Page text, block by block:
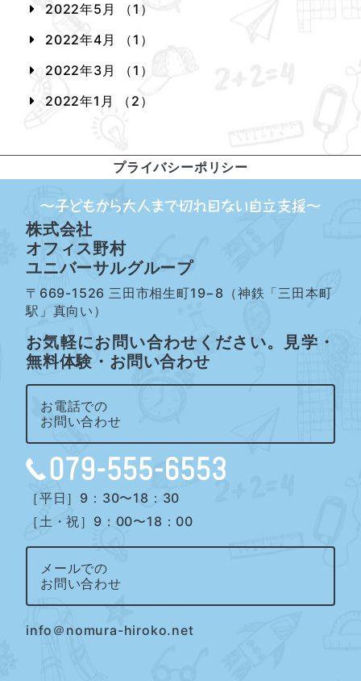
2022年5月 （1）
2022年4月 （1）
2022年3月 （1）
2022年1月 （2）
プライバシーポリシー
株式会社
オフィス野村
ユニバーサルグループ
〒669-1526 三田市相生町19−8（神鉄「三田本町
駅」真向い）
お気軽にお問い合わせください。見学・
無料体験・お問い合わせ
お電話での
お問い合わせ
［平日］9：30〜18：30
［土・祝］9：00〜18：00
メールでの
お問い合わせ
info＠nomura-hiroko.net